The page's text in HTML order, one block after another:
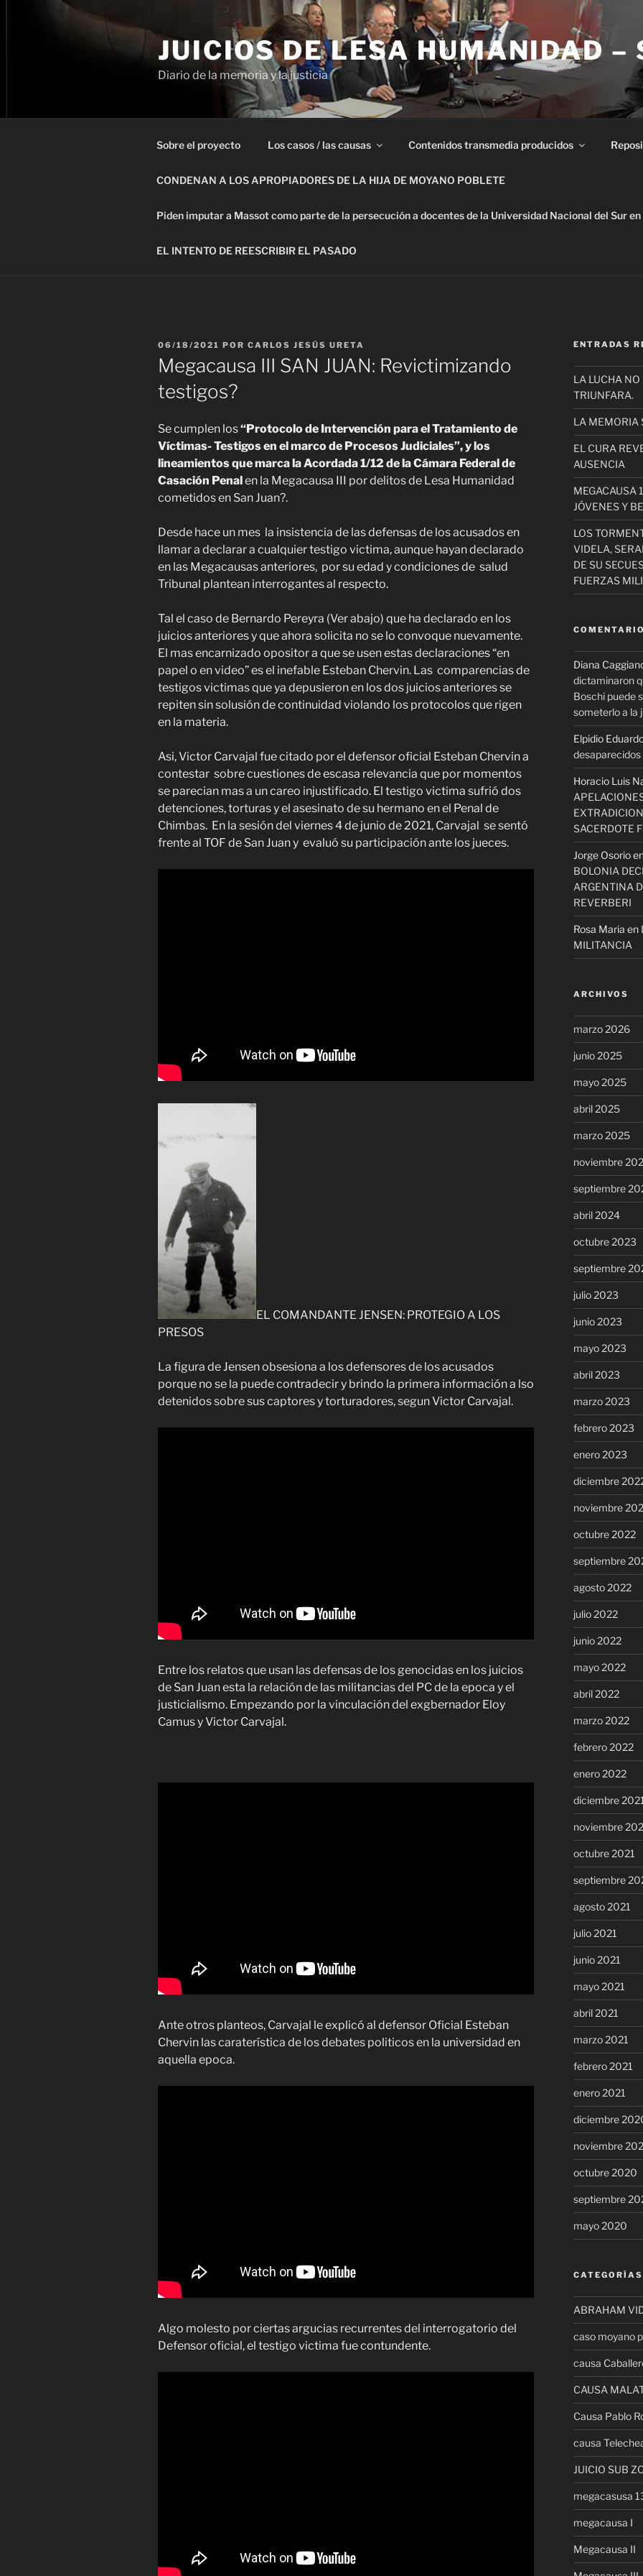
JUICIOS DE LESA HUMANIDAD –
Diario de la memoria y la justicia
Sobre el proyecto Los casos / las causas Contenidos transmedia producidos
CONDENAN A LOS APROPIADORES DE LA HIJA DE MOYANO POBLETE
Piden imputar a Massot como parte de la persecución a docentes de la Universidad Nacional del Sur
EL INTENTO DE REESCRIBIR EL PASADO
PUBLICADO
EL
06/18/2021 POR CARLOS JESÚS URETA
Megacausa III SAN JUAN: Revictimizando
testigos?
Se cumplen los“Protocolo de Intervención para el Tratamiento de
Víctimas-Testigos en el marco de Procesos Judiciales”, y los
lineamientos que marca la Acordada 1/12 de la Cámara Federal de
Casación Penal en la Megacausa III por delitos de Lesa Humanidad
cometidos en San Juan?.
Desde hace un mes la insistencia de las defensas de los acusados en
llamar a declarar a cualquier testigo victima, aunque hayan declarado
en las Megacausas anteriores, por su edad y condiciones de salud
Tribunal plantean interrogantes al respecto.
Tal el caso de Bernardo Pereyra (Ver abajo) que ha declarado en los
juicios anteriores y que ahora solicita no se lo convoque nuevamente.
El mas encarnizado opositor a que se usen estas declaraciones “en
papel o en video” es el inefable Esteban Chervin. Las comparencias de
testigos victimas que ya depusieron en los dos juicios anteriores se
repiten sin solusión de continuidad violando los protocolos que rigen
en la materia.
Asi, Victor Carvajal fue citado por el defensor oficial Esteban Chervin a
contestar sobre cuestiones de escasa relevancia que por momentos
se parecian mas a un careo injustificado. El testigo victima sufrió dos
detenciones, torturas y el asesinato de su hermano en el Penal de
Chimbas. En la sesión del viernes 4 de junio de 2021, Carvajal se sentó
frente al TOF de San Juan y evaluó su participación ante los jueces.
EL COMANDANTE JENSEN: PROTEGIO A LOS
PRESOS
La figura de Jensen obsesiona a los defensores de los acusados
porque no se la puede contradecir y brindo la primera información a lso
detenidos sobre sus captores y torturadores, segun Victor Carvajal.
Entre los relatos que usan las defensas de los genocidas en los juicios
de San Juan esta la relación de las militancias del PC de la epoca y el
justicialismo. Empezando por la vinculación del exgbernador Eloy
Camus y Victor Carvajal.
Ante otros planteos, Carvajal le explicó al defensor Oficial Esteban
Chervin las caraterística de los debates politicos en la universidad en
aquella epoca.
Algo molesto por ciertas argucias recurrentes del interrogatorio del
Defensor oficial, el testigo victima fue contundente.
ENTRADAS
LA LUCHA
TRIUNFARA.
LA MEMORIA
EL CURA
AUSENCIA
MEGACAUSA
JÓVENES Y
LOS
VIDELA,
DE SU
FUERZAS
Diana
dictaminaron
Boschi puede
someterlo a la
Elpidio
desaparecidos
Horacio Luis
SACERDOTE
Jorge Osorio
BOLONIA
ARGENTINA
REVERBERI
Rosa Maria en
MILITANCIA
ARCHIVOS
marzo 2026
junio 2025
mayo 2025
abril 2025
marzo 2025
noviembre
septiembre
abril 2024
octubre 2023
septiembre
julio 2023
junio 2023
mayo 2023
abril 2023
marzo 2023
febrero 2023
enero 2023
diciembre
noviembre
octubre 2022
septiembre
agosto 2022
julio 2022
junio 2022
mayo 2022
abril 2022
marzo 2022
febrero 2022
enero 2022
diciembre 2021
noviembre
octubre 2021
septiembre
agosto 2021
julio 2021
junio 2021
mayo 2021
abril 2021
marzo 2021
febrero 2021
enero 2021
diciembre
noviembre
octubre 2020
septiembre
mayo 2020
CATEGORÍAS
ABRAHAM
caso moyano
causa
CAUSA
Causa Pablo
causa
JUICIO SUB
megacasusa
megacausa I
Megacausa II